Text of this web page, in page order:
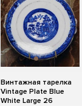
Винтажная тарелка
Vintage Plate Blue
White Large 26